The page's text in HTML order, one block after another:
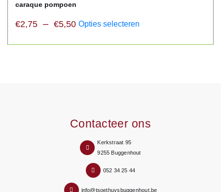
caraque pompoen
€2,75 – €5,50 Opties selecteren
Contacteer ons
Kerkstraat 95
9255 Buggenhout
052 34 25 44
info@tsoethuysbuggenhout.be